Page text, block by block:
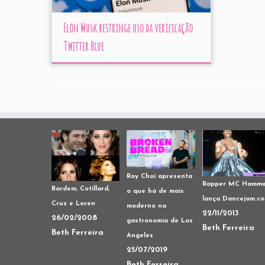
Elon Musk restringe uso da verificação
Twitter Blue
Bardem, Cotillard,
Cruz e Loren
26/02/2008
Beth Ferreira
Roy Choi apresenta
o que há de mais
moderno na
gastronomia de Los
Angeles
25/07/2019
Rapper MC
lança
22/11/2013
Beth Ferreira